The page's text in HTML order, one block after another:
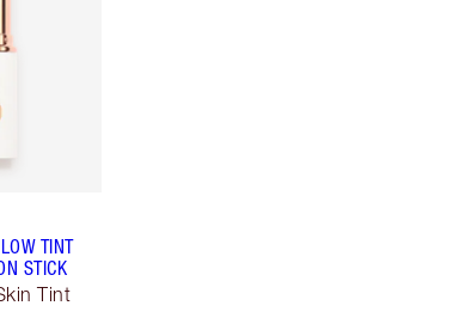
TINT
STICK
Tint